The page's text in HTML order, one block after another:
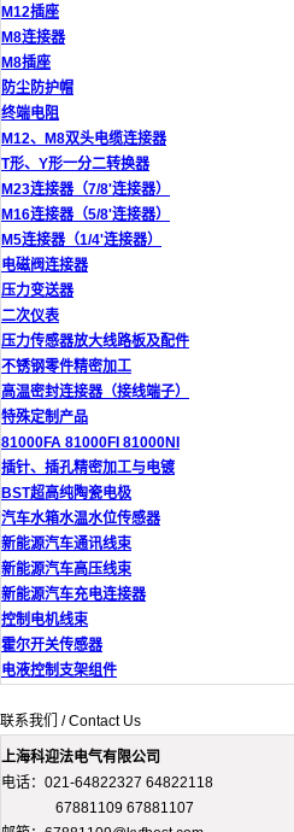
M12插座
M8连接器
M8插座
防尘防护帽
终端电阻
M12、M8双头电缆连接器
T形、Y形一分二转换器
M23连接器（7/8'连接器）
M16连接器（5/8'连接器）
M5连接器（1/4'连接器）
电磁阀连接器
压力变送器
二次仪表
压力传感器放大线路板及配件
不锈钢零件精密加工
高温密封连接器（接线端子）
特殊定制产品
81000FA 81000FI 81000NI
插针、插孔精密加工与电镀
BST超高纯陶瓷电极
汽车水箱水温水位传感器
新能源汽车通讯线束
新能源汽车高压线束
新能源汽车充电连接器
控制电机线束
霍尔开关传感器
电液控制支架组件
联系我们 / Contact Us
上海科迎法电气有限公司
电话：021-64822327 64822118
67881109 67881107